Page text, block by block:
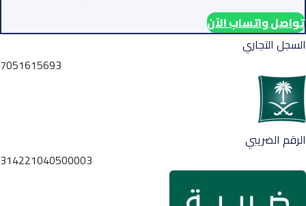
تواصل واتساب الآن
السجل التجاري
7051615693
الرقم الضريبي
314221040500003